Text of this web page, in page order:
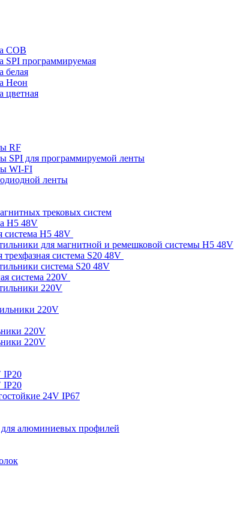
COB
SPI программируемая
белая
Неон
цветная
RF
SPI для программируемой ленты
WI-FI
ленты
трековых систем
H5 48V
система H5 48V
для магнитной и ремешковой системы H5 48V
трехфазная система S20 48V
система S20 48V
система 220V
220V
220V
220V
220V
IP20
IP20
24V IP67
алюминиевых профилей